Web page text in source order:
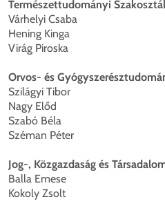
Természettudományi
Várhelyi Csaba
Hening Kinga
Virág Piroska
Orvos- és
Szilágyi Tibor
Nagy Előd
Szabó Béla
Széman Péter
Jog-, Közgazdaság és
Balla Emese
Kokoly Zsolt